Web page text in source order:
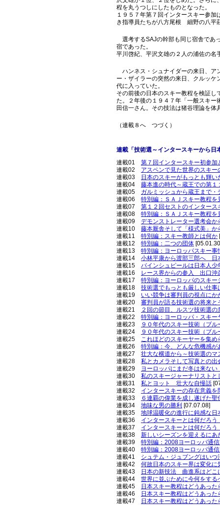
程を丸うつしにしたものとなった。
１９５７年第７回インタースキー参
き指導員たちが八方尾根 細野の八平
選考するSAJの幹部も同じ宿舎であ
宿であった。
平川啓紀、平沢文雄の２人の浦佐の名
ハンネス・シュナイダーの来日、ア
ー・ザイラーの突然の来日、クルッ
代に入っていた。
その前後の日本のスキー教程を検証
た。２年後の１９４７年「一般スキー
田信一さん。その技法は猪谷理論を
（連載８へ つづく）
連載「技術選～インタースキーから
連載01 第７回インタースキー初参
連載02 アスペンで見た世界のスキー
連載03
日本のスキーがもっとも輝
連載04 藤本進の時代～蔵王での第
連載05 ガルミッシュから蔵王まで
連載06 特別編：ＳＡＪスキー教程を
連載07 第１２回セストのインタース
連載08 特別編：ＳＡＪスキー教程を
連載09 デモンストレーター選考会
連載10 藤本厩舎そして「様式美」か
連載11 特別編：スキー教師とは何か
連載12 特別編：二つの団体
連載13 特別編：ヨーロッパスキー事
連載14 小林平康から渡部三郎へ 日
連載15 バインシュピールは日本人
連載16 レース界からの参入 出口沖
連載17 特別編：ヨーロッパのスキ
連載18 技術選でもっとも厳しい仕事
連載19 いい競争は審判員の視点に
連載20 審判員が語る技術選の将来
連載21
２回の節目、ルスツ技術選の
連載22 特別編：ヨーロッパ・スキ
連載23
９０年代のスキー技術（ブ
連載24
９０年代のスキー技術（ブ
連載25 これほどのスキーヤーを集
連載26 特別編：今、どんな危機感
連載27 壮大な横道から～技術選のマ
連載28 私とカメラそして写真との出
連載29 ヨーロッパにまだ冬は来な
連載30 私のスキージャーナリストと
連載31 私とヨット 壮大な自慢話
連載32 インタースキーの存在意義
連載33
６連覇の偉業を成し遂げた
連載34 地味な男の勝利 [07.07.08]
連載35 地球温暖化の進行に鈍感な日
連載36 インタースキーとは何だろう
連載37 インタースキーとは何だろう
連載38 新しいシーズンを迎えるにあ
連載39 特別編：2008ヨーロッパ通
連載40 特別編：2008ヨーロッパ通
連載41 シュテム・ジュブングはいつ
連載42 何故日本のスキー界は変化に
連載43
日本の新技法 曲進系はどこ
連載44 世界に並ぶために今何をする
連載45
日本スキー教程はどうあっ
連載46
日本スキー教程はどうあっ
連載47
日本スキー教程はどうあっ